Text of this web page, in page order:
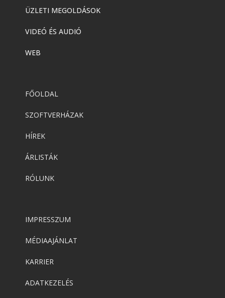
Corel CorelDRAW Standard 2024
Corel VideoStudio Ultimate 2023
Corel Painter Essentials 8
ÜZLETI MEGOLDÁSOK
VIDEÓ ÉS AUDIÓ
WEB
FŐOLDAL
SZOFTVERHÁZAK
HÍREK
ÁRLISTÁK
RÓLUNK
IMPRESSZUM
MÉDIAAJÁNLAT
KARRIER
ADATKEZELÉS